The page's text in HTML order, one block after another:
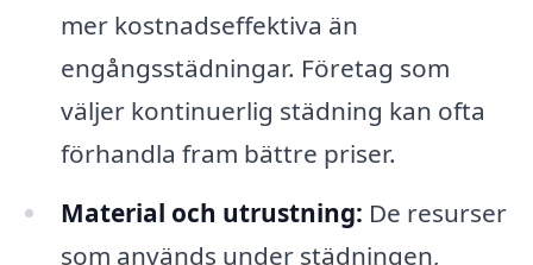
mer kostnadseffektiva än
engångsstädningar. Företag som
väljer kontinuerlig städning kan ofta
förhandla fram bättre priser.
Material och utrustning: De resurser
som används under städningen,